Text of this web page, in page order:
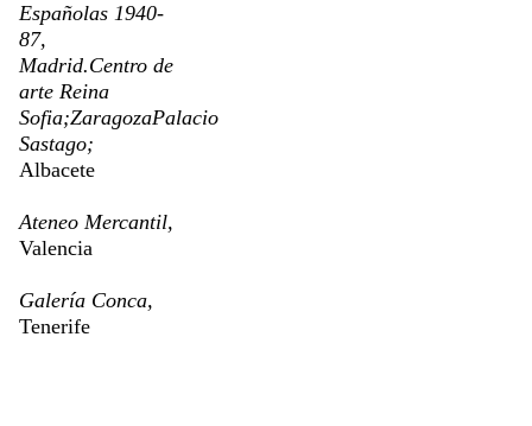
Españolas 1940-
87,
Madrid.Centro de
arte Reina
Sofia;ZaragozaPalacio
Sastago;
Albacete
Ateneo Mercantil,
Valencia
Galería Conca,
Tenerife